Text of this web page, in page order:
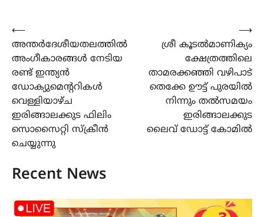
Post
navigation
⟵
അന്തർദേശീയതലത്തിൽ
അംഗീകാരങ്ങൾ നേടിയ
രണ്ട് ഇന്ത്യൻ
ഡോക്യുമെന്ററികൾ
വെള്ളിയാഴ്ച
ഇരിങ്ങാലക്കുട ഫിലിം
സൊസൈറ്റി സ്ക്രീൻ
ചെയ്യുന്നു
ശ്രീ കൂടൽമാണിക്യം
ക്ഷേത്രത്തിലെ
താമരക്കഞ്ഞി വഴിപാട്
തെക്കേ ഊട്ട് പുരയിൽ
നിന്നും തൽസമയം
ഇരിങ്ങാലക്കുട
ലൈവ് ഡോട്ട് കോമിൽ
⟶
Recent News